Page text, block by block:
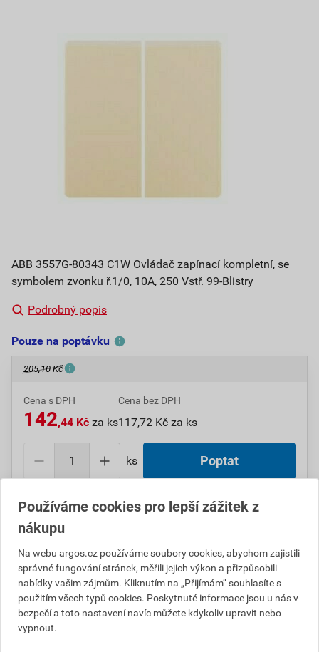
ABB 3557G-80343 C1W Ovládač zapínací kompletní, se
symbolem zvonku ř.1/0, 10A, 250 Vstř. 99-Blistry
Podrobný popis
Pouze na poptávku
205,10 Kč
Cena s DPH
142,44 Kč za ks
Cena bez DPH
117,72 Kč za ks
ks Poptat
Do košíku přidáte1 ksza142,44Kčs DPH
117,72
Číslo položky:1000006400
Katalogový kód: 12JCD
Výrobky značky:ABB
Popis
Používáme cookies pro lepší zážitek z
nákupu
Na webu argos.cz používáme soubory cookies, abychom zajistili
správné fungování stránek, měřili jejich výkon a přizpůsobili
nabídky vašim zájmům. Kliknutím na „Přijímám“ souhlasíte s
použitím všech typů cookies. Poskytnuté informace jsou u nás v
bezpečí a toto nastavení navíc můžete kdykoliv upravit nebo
vypnout.